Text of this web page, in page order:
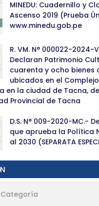
MINEDU: Cuadernillo y
Ascenso 2019 (Prueba
www.minedu.gob.pe
R. VM. N° 000022-2024-
Declaran Patrimonio
cuarenta y ocho bienes
ubicados en el
en la ciudad de Tacna,
Provincial de Tacna
D.S. N° 009-2020-MC.-
que aprueba la Política
al 2030 (SEPARATA
Categoría